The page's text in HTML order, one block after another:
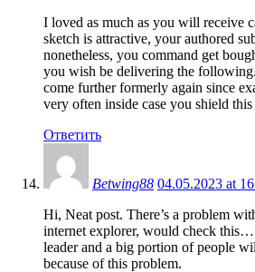
I loved as much as you will receive
sketch is attractive, your authored
nonetheless, you command get
you wish be delivering the
come further formerly again since
very often inside case you shield
Ответить
Betwing88 04.05.2023 at
Hi, Neat post. There’s a problem
internet explorer, would check
leader and a big portion of people
because of this problem.